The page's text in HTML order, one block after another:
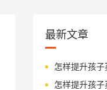
最新文章
怎样提升孩子
怎样提升孩子